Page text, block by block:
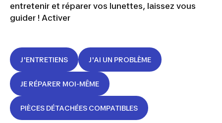
entretenir et réparer vos lunettes, laissez vous
guider ! Activer
J'ENTRETIENS J'AI UN PROBLÈME
JE RÉPARER MOI-MÊME
PIÈCES DÉTACHÉES COMPATIBLES